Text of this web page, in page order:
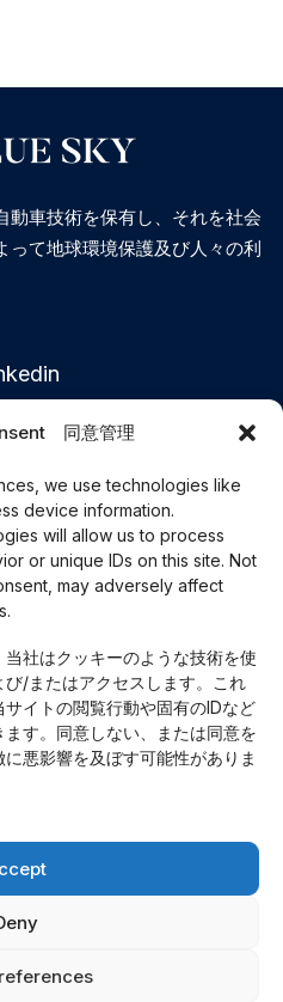
同意管理
we use technologies like
device information.
will allow us to process
or unique IDs on this site. Not
may adversely affect
社はクッキーのような技術を使
/またはアクセスします。これ
イトの閲覧行動や固有のIDなど
す。同意しない、または同意を
悪影響を及ぼす可能性がありま
動車技術を保有し、それを社会
て地球環境保護及び人々の利